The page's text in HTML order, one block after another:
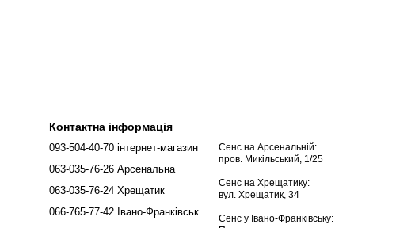
Контактна інформація
093-504-40-70 інтернет-магазин
063-035-76-26 Арсенальна
063-035-76-24 Хрещатик
066-765-77-42 Івано-Франківськ
Сенс на Арсенальній:
пров. Микільський, 1/25
Сенс на Хрещатику:
вул. Хрещатик, 34
Сенс у Івано-Франківську: